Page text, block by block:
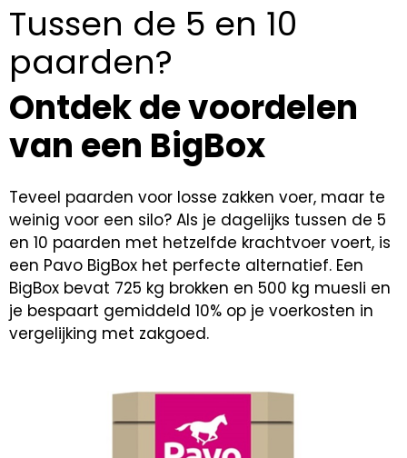
Tussen de 5 en 10
paarden?
Ontdek de voordelen
van een BigBox
Teveel paarden voor losse zakken voer, maar te
weinig voor een silo? Als je dagelijks tussen de 5
en 10 paarden met hetzelfde krachtvoer voert, is
een Pavo BigBox het perfecte alternatief. Een
BigBox bevat 725 kg brokken en 500 kg muesli en
je bespaart gemiddeld 10% op je voerkosten in
vergelijking met zakgoed.